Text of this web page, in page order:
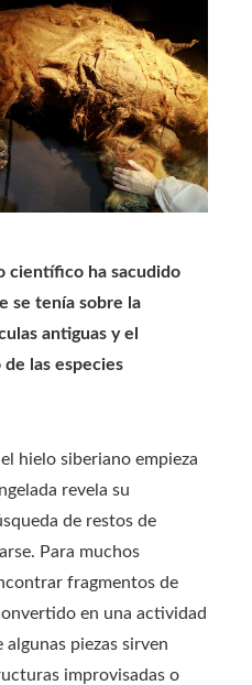
científico ha sacudido
se tenía sobre la
antiguas y el
las especies
hielo siberiano empieza
revela su
de restos de
Para muchos
fragmentos de
en una actividad
piezas sirven
improvisadas o